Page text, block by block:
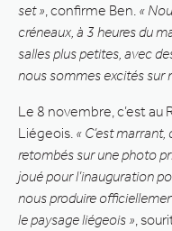
set » , confirme Ben. «
créneaux, à 3 heures du
salles plus petites, avec
nous sommes excités sur
Le 8 novembre, c’est au
Liégeois. « C’est
retombés sur une photo
joué pour l’inauguration
nous produire
le paysage liégeois » ,